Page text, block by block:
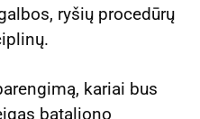
ryšių procedūrų
kariai bus
bataliono